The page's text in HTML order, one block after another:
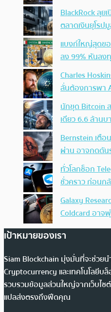
BlackRock ลุย
ตลาดเงินยุโรป
แบงก์ใหญ่สุดข
ลง 99% หันลง
Charles
ลั่นต้องการพา
นักขุด Bitcoin
เดียว 6.6 ล้าน
Bernstein เตือ
ผ่าน อาจกดดัน
ทั่วโลกช็อก
ชั่วคราว ก่อนก
Galaxy
Coldcard อาจ
เป้าหมายของเรา
Siam Blockchain มุ่งมั่นที่จะช่วยน
Cryptocurrency และเทคโนโลยีบ
รวบรวมข้อมูลส่วนใหญ่จากเว็บไซ
แปลส่งตรงถึงฟีดคุณ